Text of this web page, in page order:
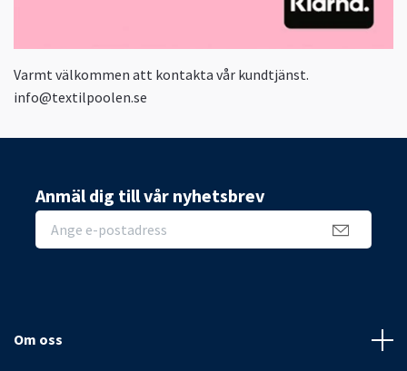
Varmt välkommen att kontakta vår kundtjänst.
info@textilpoolen.se
Anmäl dig till vår nyhetsbrev
Om oss